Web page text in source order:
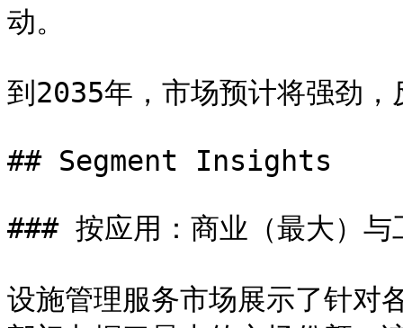
动。
到2035年，市场预计将强劲
## Segment Insights
### 按应用：商业（最大）与
设施管理服务市场展示了针对